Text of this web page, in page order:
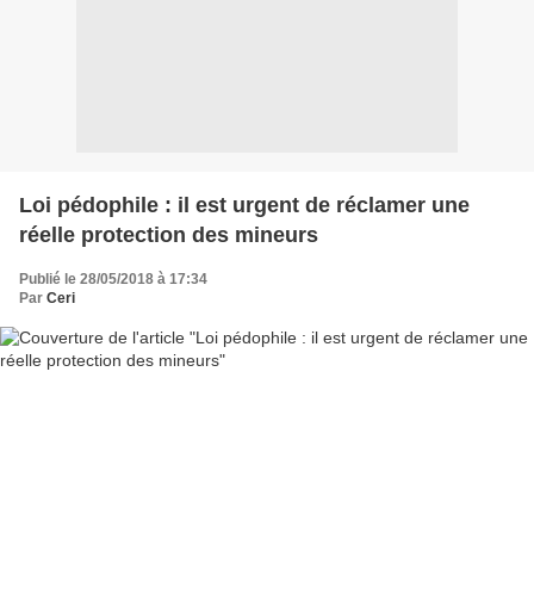
Loi pédophile : il est urgent de réclamer une
réelle protection des mineurs
Publié le 28/05/2018 à 17:34
Par Ceri